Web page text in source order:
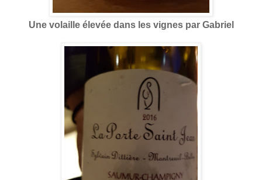
Une volaille élevée dans les vignes par Gabriel